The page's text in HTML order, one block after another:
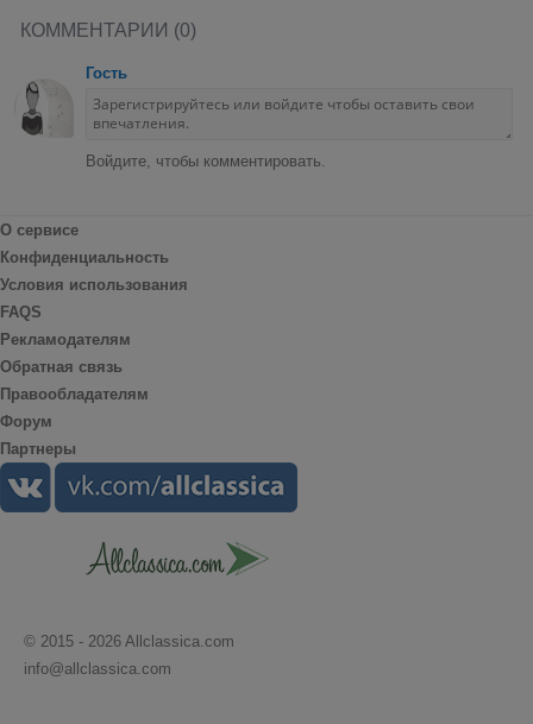
КОММЕНТАРИИ (0)
Гость
Войдите, чтобы комментировать.
О сервисе
Конфиденциальность
Условия использования
FAQS
Рекламодателям
Обратная связь
Правообладателям
Форум
Партнеры
© 2015 - 2026 Allclassica.com
info@allclassica.com